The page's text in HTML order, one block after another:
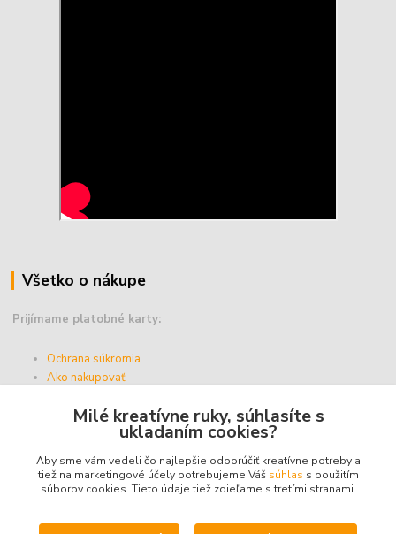
Všetko o nákupe
Prijímame platobné karty:
Ochrana súkromia
Ako nakupovať
Doprava a platba
Obchodné podmienky
Upravit sběr cookies.
Milé kreatívne ruky, súhlasíte s
ukladaním cookies?
Aby sme vám vedeli čo najlepšie odporúčiť kreatívne potreby a
tiež na marketingové účely potrebujeme Váš súhlas s použitím
súborov cookies. Tieto údaje tiež zdieľame s tretími stranami.